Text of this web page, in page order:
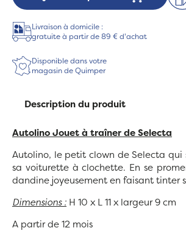
Livraison à domicile :
gratuite à partir de 89 € d'achat
Disponible dans votre
magasin de Quimper
Description du produit
Autolino Jouet à traînerde Selecta
Autolino, le petit clown de Selecta qui
sa voiturette à clochette. En se
dandine joyeusement en faisant tinter
Dimensions : H 10 x L 11 x largeur 9 cm
A partir de 12 mois